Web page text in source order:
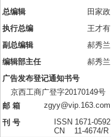
总编辑
田家政
执行总编
王才有
副总编辑
郝秀兰
编辑部主任
郝秀兰
广告发布登记通知书号
京西工商广登字20170149号
邮 箱
zgyy@vip.163.com
刊 号
ISSN 1671-0592
CN 11-4674/R